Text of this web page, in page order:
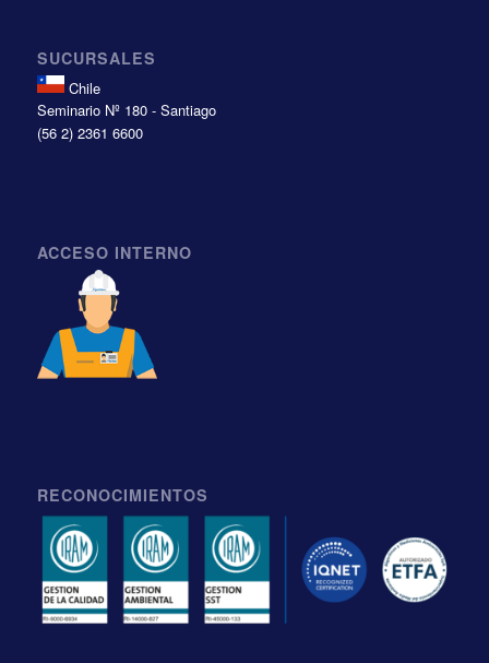
SUCURSALES
Chile
Seminario Nº 180 - Santiago
(56 2) 2361 6600
ACCESO INTERNO
RECONOCIMIENTOS